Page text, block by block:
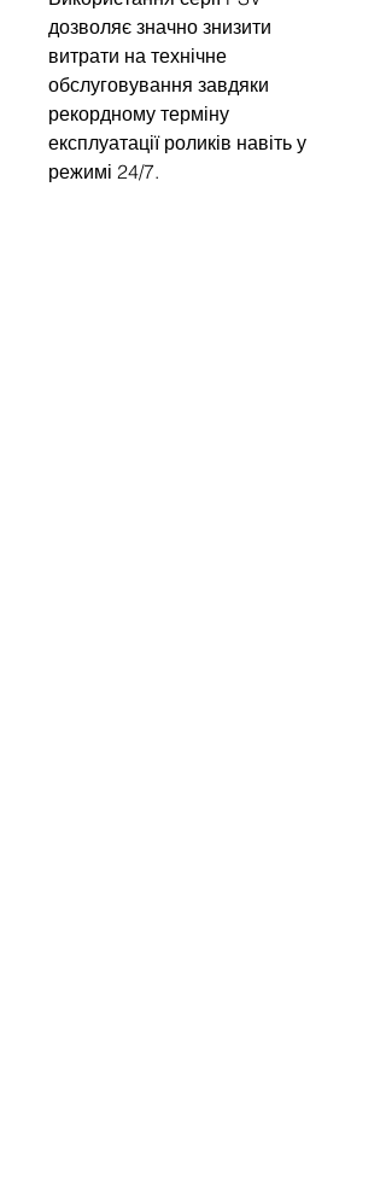
дозволяє значно знизити
витрати на технічне
обслуговування завдяки
рекордному терміну
експлуатації роликів навіть у
режимі 24/7.